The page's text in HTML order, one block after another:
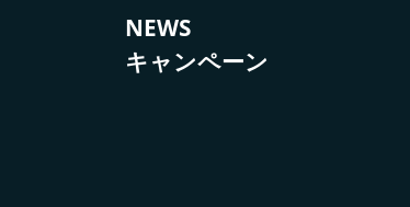
NEWS
キャンペーン